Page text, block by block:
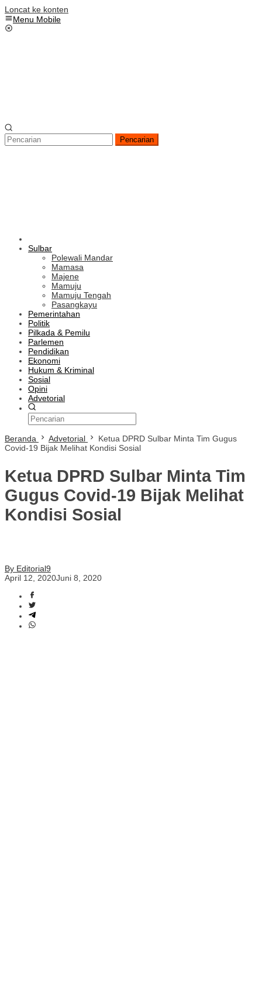
Loncat ke konten
Menu Mobile
Pencarian
Sulbar
Polewali Mandar
Mamasa
Majene
Mamuju
Mamuju Tengah
Pasangkayu
Pemerintahan
Politik
Pilkada & Pemilu
Parlemen
Pendidikan
Ekonomi
Hukum & Kriminal
Sosial
Opini
Advetorial
Beranda Advetorial
Ketua DPRD Sulbar Minta Tim Gugus
Covid-19 Bijak Melihat Kondisi Sosial
Ketua DPRD Sulbar Minta Tim
Gugus Covid-19 Bijak Melihat
Kondisi Sosial
By Editorial9
April 12, 2020Juni 8, 2020